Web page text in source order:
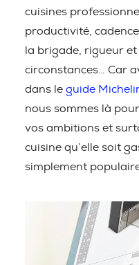
cuisines
productivité,
la brigade, rigueur
circonstances… Car
dans le guide
nous sommes là
vos ambitions et
cuisine qu’elle soit
simplement